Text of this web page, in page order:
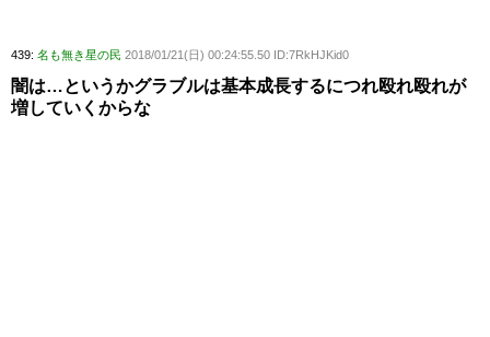
439: 名も無き星の民 2018/01/21(日) 00:24:55.50 ID:7RkHJKid0
闇は…というかグラブルは基本成長するにつれ殴れ殴れが
増していくからな